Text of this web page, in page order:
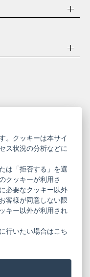
ものやまと振
袖
サイト
用案内
引法に基づく表記
。クッキーは本サイ
ス状況の分析などに
は「拒否する」を選
クッキーが利用さ
必要なクッキー以外
客様が同意しない限
キー以外が利用され
行いたい場合はこち